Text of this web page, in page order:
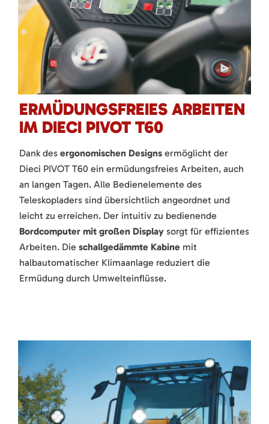
ERMÜDUNGSFREIES ARBEITEN
IM DIECI PIVOT T60
Dank des ergonomischen Designs ermöglicht der
Dieci PIVOT T60 ein ermüdungsfreies Arbeiten, auch
an langen Tagen. Alle Bedienelemente des
Teleskopladers sind übersichtlich angeordnet und
leicht zu erreichen. Der intuitiv zu bedienende
Bordcomputer mit großen Display sorgt für effizientes
Arbeiten. Die schallgedämmte Kabine mit
halbautomatischer Klimaanlage reduziert die
Ermüdung durch Umwelteinflüsse.